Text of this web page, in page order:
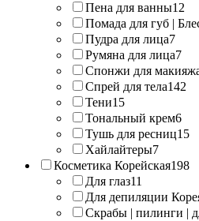
Пена для ванны12
Помада для губ |
Пудра для лица7
Румяна для лица7
Спонжи для
Спрей для тела142
Тени15
Тональный крем6
Тушь для ресниц15
Хайлайтеры7
Косметика Корейская198
Для глаз11
Для депиляции
Скрабы | пилинги |